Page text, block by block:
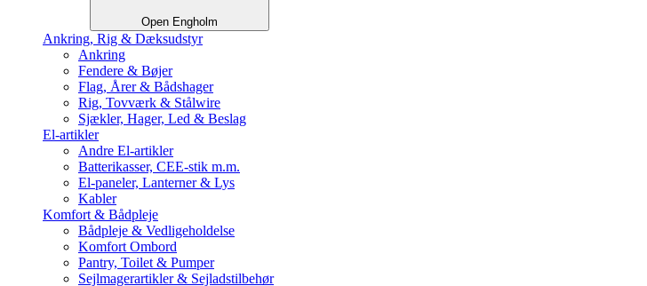
Open Engholm
Ankring, Rig & Dæksudstyr
Ankring
Fendere & Bøjer
Flag, Årer & Bådshager
Rig, Tovværk & Stålwire
Sjækler, Hager, Led & Beslag
El-artikler
Andre El-artikler
Batterikasser, CEE-stik m.m.
El-paneler, Lanterner & Lys
Kabler
Komfort & Bådpleje
Bådpleje & Vedligeholdelse
Komfort Ombord
Pantry, Toilet & Pumper
Sejlmagerartikler & Sejladstilbehør